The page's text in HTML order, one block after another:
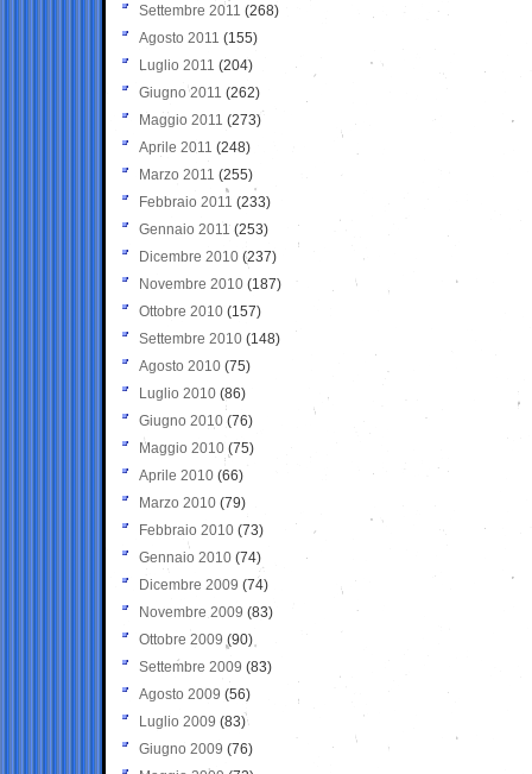
Settembre 2011 (268)
Agosto 2011 (155)
Luglio 2011 (204)
Giugno 2011 (262)
Maggio 2011 (273)
Aprile 2011 (248)
Marzo 2011 (255)
Febbraio 2011 (233)
Gennaio 2011 (253)
Dicembre 2010 (237)
Novembre 2010 (187)
Ottobre 2010 (157)
Settembre 2010 (148)
Agosto 2010 (75)
Luglio 2010 (86)
Giugno 2010 (76)
Maggio 2010 (75)
Aprile 2010 (66)
Marzo 2010 (79)
Febbraio 2010 (73)
Gennaio 2010 (74)
Dicembre 2009 (74)
Novembre 2009 (83)
Ottobre 2009 (90)
Settembre 2009 (83)
Agosto 2009 (56)
Luglio 2009 (83)
Giugno 2009 (76)